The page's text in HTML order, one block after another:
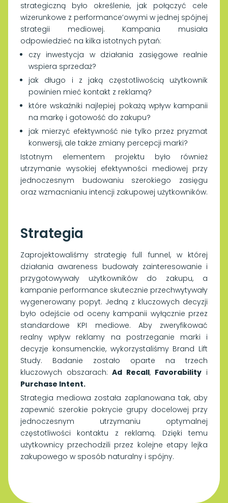
strategiczną było określenie, jak połączyć cele
wizerunkowe z performance’owymi w jednej spójnej
strategii mediowej. Kampania musiała
odpowiedzieć na kilka istotnych pytań:
czy inwestycja w działania zasięgowe realnie
wspiera sprzedaż?
jak długo i z jaką częstotliwością użytkownik
powinien mieć kontakt z reklamą?
które wskaźniki najlepiej pokażą wpływ kampanii
na markę i gotowość do zakupu?
jak mierzyć efektywność nie tylko przez pryzmat
konwersji, ale także zmiany percepcji marki?
Istotnym elementem projektu było również
utrzymanie wysokiej efektywności mediowej przy
jednoczesnym budowaniu szerokiego zasięgu
oraz wzmacnianiu intencji zakupowej użytkowników.
Strategia
Zaprojektowaliśmy strategię full funnel, w której
działania awareness budowały zainteresowanie i
przygotowywały użytkowników do zakupu, a
kampanie performance skutecznie przechwytywały
wygenerowany popyt. Jedną z kluczowych decyzji
było odejście od oceny kampanii wyłącznie przez
standardowe KPI mediowe. Aby zweryfikować
realny wpływ reklamy na postrzeganie marki i
decyzje konsumenckie, wykorzystaliśmy Brand Lift
Study. Badanie zostało oparte na trzech
kluczowych obszarach:Ad Recall, Favorability i
Purchase Intent.
Strategia mediowa została zaplanowana tak, aby
zapewnić szerokie pokrycie grupy docelowej przy
jednoczesnym utrzymaniu optymalnej
częstotliwości kontaktu z reklamą. Dzięki temu
użytkownicy przechodzili przez kolejne etapy lejka
zakupowego w sposób naturalny i spójny.